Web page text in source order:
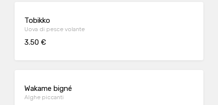
Tobikko
Uova di pesce volante
3.50 €
Wakame bigné
Alghe piccanti